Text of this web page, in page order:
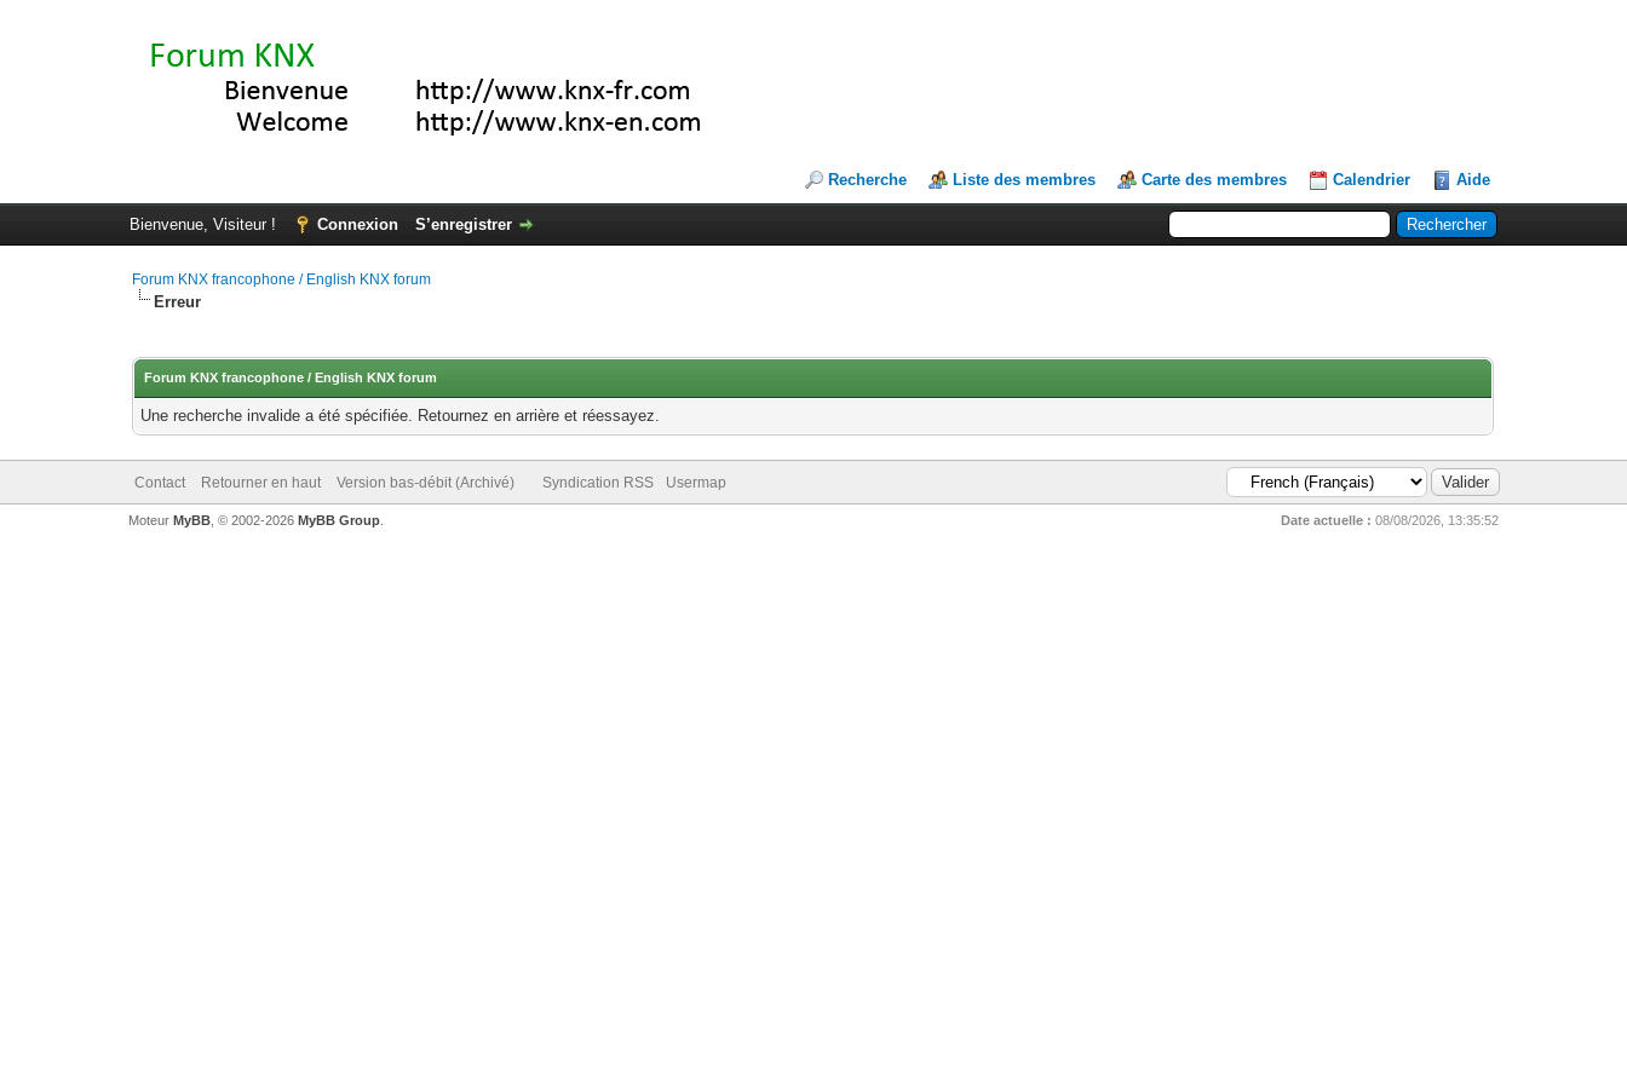
Recherche Liste des membres Carte des membres Calendrier Aide
Bienvenue, Visiteur ! Connexion S’enregistrer
Forum KNX francophone / English KNX forum
Erreur
Forum KNX francophone / English KNX forum
Une recherche invalide a été spécifiée. Retournez en arrière et réessayez.
Contact Retourner en haut Version bas-débit (Archivé) Syndication RSS Usermap
Date actuelle : 08/08/2026, 13:35:52
Moteur MyBB, © 2002-2026 MyBB Group.